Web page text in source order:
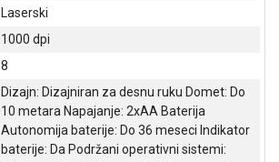
Laserski
1000 dpi
8
Dizajn: Dizajniran za desnu ruku Domet: Do
10 metara Napajanje: 2xAA Baterija
Autonomija baterije: Do 36 meseci Indikator
baterije: Da Podržani operativni sistemi: